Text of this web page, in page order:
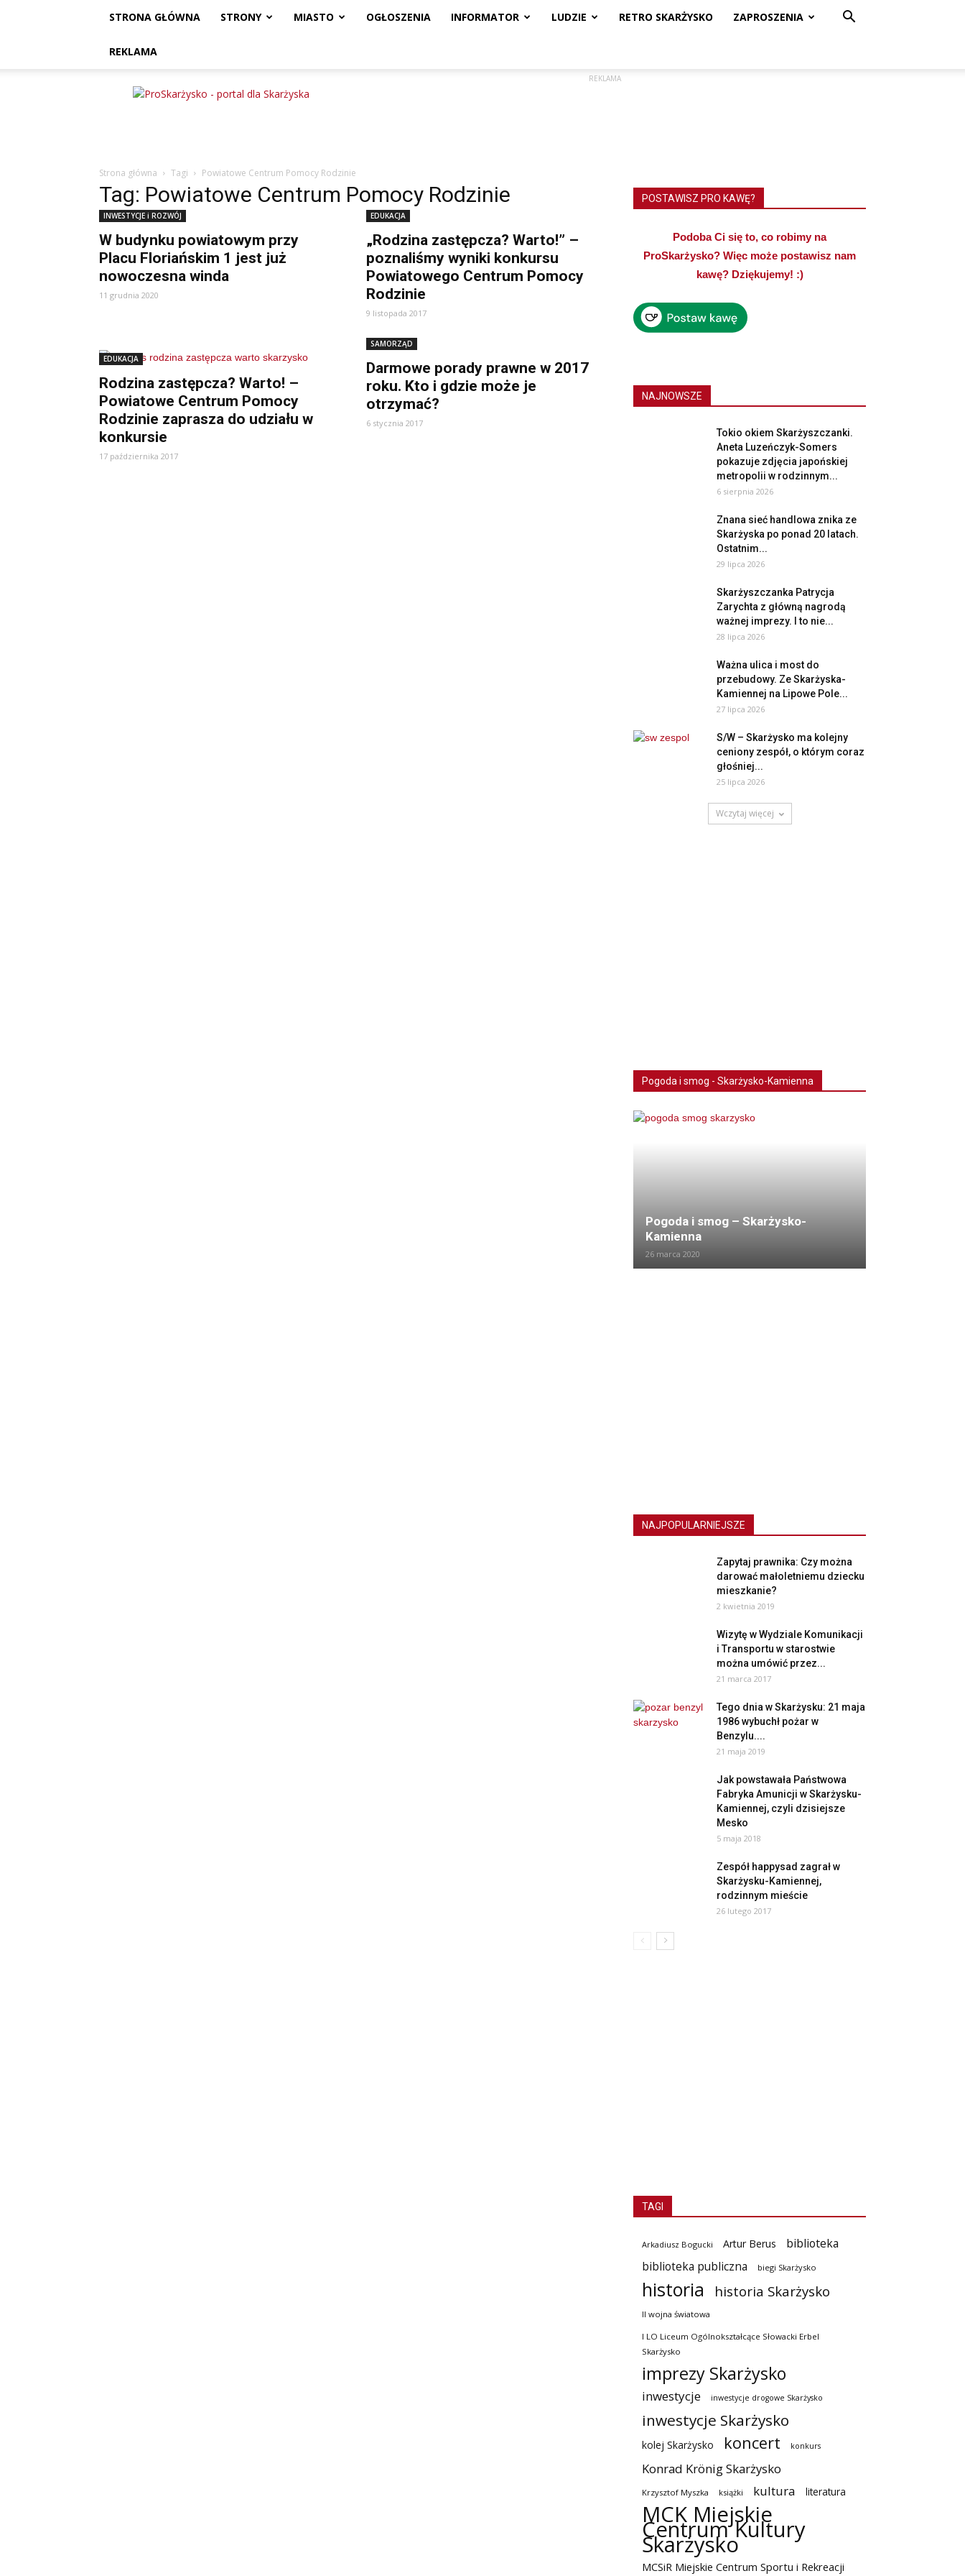
STRONA GŁÓWNA STRONY MIASTO OGŁOSZENIA INFORMATOR LUDZIE RETRO SKARŻYSKO ZAPROSZENIA
REKLAMA
ProSkarżysko
REKLAMA
Strona główna Tagi Powiatowe Centrum Pomocy Rodzinie
Tag: Powiatowe Centrum Pomocy Rodzinie
INWESTYCJE i ROZWÓJ
W budynku powiatowym przy
Placu Floriańskim 1 jest już
nowoczesna winda
11 grudnia 2020
EDUKACJA
„Rodzina zastępcza? Warto!” –
poznaliśmy wyniki konkursu
Powiatowego Centrum Pomocy
Rodzinie
9 listopada 2017
EDUKACJA
Rodzina zastępcza? Warto! –
Powiatowe Centrum Pomocy
Rodzinie zaprasza do udziału w
konkursie
17 października 2017
SAMORZĄD
Darmowe porady prawne w 2017
roku. Kto i gdzie może je
otrzymać?
6 stycznia 2017
POSTAWISZ PRO KAWĘ?
Podoba Ci się to, co robimy na
ProSkarżysko? Więc może postawisz nam
kawę? Dziękujemy! :)
NAJNOWSZE
Tokio okiem Skarżyszczanki.
Aneta Luzeńczyk-Somers
pokazuje zdjęcia japońskiej
metropolii w rodzinnym...
6 sierpnia 2026
Znana sieć handlowa znika ze
Skarżyska po ponad 20 latach.
Ostatnim...
29 lipca 2026
Skarżyszczanka Patrycja
Zarychta z główną nagrodą
ważnej imprezy. I to nie...
28 lipca 2026
Ważna ulica i most do
przebudowy. Ze Skarżyska-
Kamiennej na Lipowe Pole...
27 lipca 2026
S/W – Skarżysko ma kolejny
ceniony zespół, o którym coraz
głośniej...
25 lipca 2026
Wczytaj więcej
Pogoda i smog - Skarżysko-Kamienna
Pogoda i smog – Skarżysko-
Kamienna
26 marca 2020
NAJPOPULARNIEJSZE
Zapytaj prawnika: Czy można
darować małoletniemu dziecku
mieszkanie?
2 kwietnia 2019
Wizytę w Wydziale Komunikacji
i Transportu w starostwie
można umówić przez...
21 marca 2017
Tego dnia w Skarżysku: 21 maja
1986 wybuchł pożar w
Benzylu....
21 maja 2019
Jak powstawała Państwowa
Fabryka Amunicji w Skarżysku-
Kamiennej, czyli dzisiejsze
Mesko
5 maja 2018
Zespół happysad zagrał w
Skarżysku-Kamiennej,
rodzinnym mieście
26 lutego 2017
TAGI
Arkadiusz Bogucki Artur Berus
biblioteka
biblioteka publiczna
biegi Skarżysko
historia historia Skarżysko
II wojna światowa
I LO Liceum Ogólnokształcące Słowacki Erbel
Skarżysko
imprezy Skarżysko
inwestycje inwestycje drogowe Skarżysko
inwestycje Skarżysko
kolej Skarżysko koncert konkurs
Konrad Krönig Skarżysko
Krzysztof Myszka książki kultura literatura
MCK Miejskie
Centrum Kultury
Skarżysko
MCSiR Miejskie Centrum Sportu i Rekreacji